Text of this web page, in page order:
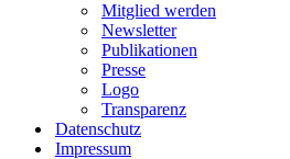
Mitglied werden
Newsletter
Publikationen
Presse
Logo
Transparenz
Datenschutz
Impressum